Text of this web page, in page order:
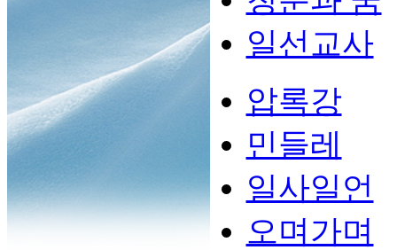
일선교사
압록강
민들레
일사일언
오며가며